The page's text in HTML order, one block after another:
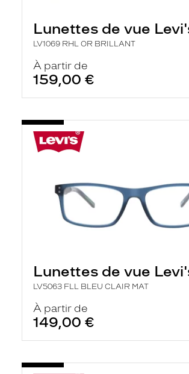
Lunettes de vue
LV1069 RHL OR BRILLANT
À partir de
159,00 €
Lunettes de vue
LV5063 FLL BLEU CLAIR MAT
À partir de
149,00 €